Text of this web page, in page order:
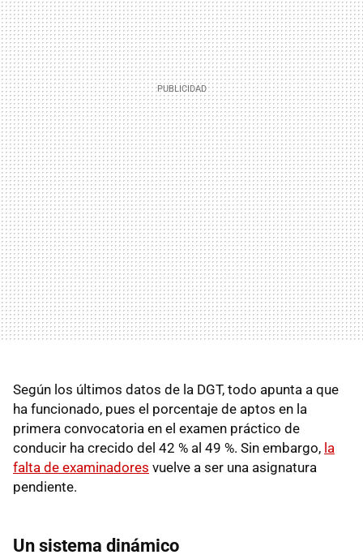
Según los últimos datos de la DGT, todo apunta a que
ha funcionado, pues el porcentaje de aptos en la
primera convocatoria en el examen práctico de
conducir ha crecido del 42 % al 49 %. Sin embargo, la
falta de examinadores vuelve a ser una asignatura
pendiente.
Un sistema dinámico